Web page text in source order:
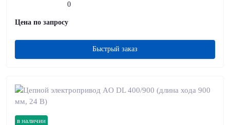
0
Цена по запросу
Быстрый заказ
в наличии